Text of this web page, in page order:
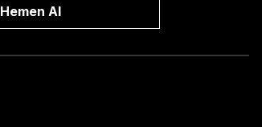
Hemen Al